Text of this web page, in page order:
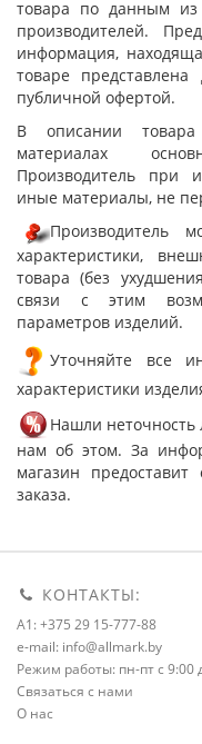
товара по данным из
производителей.
информация,
товаре
публичной офертой.
В описании
материалах
Производитель при
иные материалы, не
Производитель
характеристики,
товара (без
связи с этим
параметров изделий.
Уточняйте все
характеристики
Нашли
нам об этом. За
магазин
заказа.
КОНТАКТЫ:
A1: +375 29 15-777-88
e-mail: info@allmark.by
Режим работы: пн-пт с 9:00
Связаться с нами
О нас